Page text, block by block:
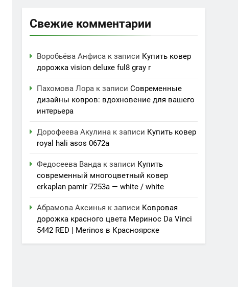
Свежие комментарии
Воробьёва Анфиса к записи Купить ковер
дорожка vision deluxe ful8 gray r
Пахомова Лора к записиСовременные
дизайны ковров: вдохновение для вашего
интерьера
Дорофеева Акулина к записи Купить ковер
royal hali asos 0672a
Федосеева Ванда к записи Купить
современный многоцветный ковер
erkaplan pamir 7253a — white / white
Абрамова Аксинья к записи Ковровая
дорожка красного цвета Меринос Da Vinci
5442 RED | Merinos в Красноярске